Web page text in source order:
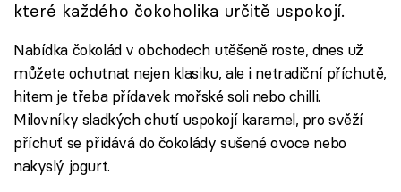
Sledujte nás
které každého čokoholika určitě uspokojí.
Nabídka čokolád v obchodech utěšeně roste, dnes už
můžete ochutnat nejen klasiku, ale i netradiční příchutě,
hitem je třeba přídavek mořské soli nebo chilli.
Milovníky sladkých chutí uspokojí karamel, pro svěží
příchuť se přidává do čokolády sušené ovoce nebo
nakyslý jogurt.